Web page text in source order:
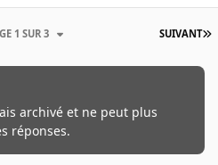
SUIVANT
1 SUR 3
archivé et ne peut plus
réponses.